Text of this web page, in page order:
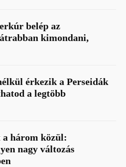
belép az
kimondani,
érkezik a Perseidák
a legtöbb
a három közül:
nagy változás